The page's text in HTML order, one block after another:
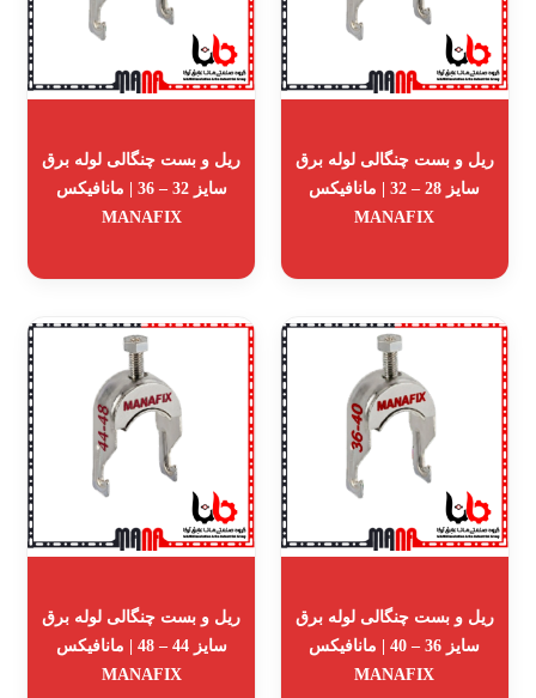
ریل و بست چنگالی لوله برق
سایز 28 – 32 | مانافیکس
MANAFIX
ریل و بست چنگالی لوله برق
سایز 32 – 36 | مانافیکس
MANAFIX
ریل و بست چنگالی لوله برق
سایز 36 – 40 | مانافیکس
MANAFIX
ریل و بست چنگالی لوله برق
سایز 44 – 48 | مانافیکس
MANAFIX